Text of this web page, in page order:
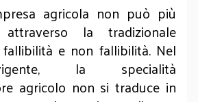
agricola non può più
la tradizionale
e non fallibilità. Nel
la specialità
agricolo non si traduce in